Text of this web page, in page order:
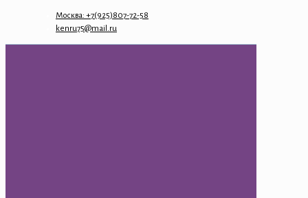
Москва: +7(925)807-72-58
kenru75@mail.ru